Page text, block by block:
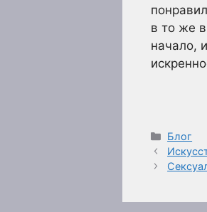
в то же
начало,
Рубрики
Блог